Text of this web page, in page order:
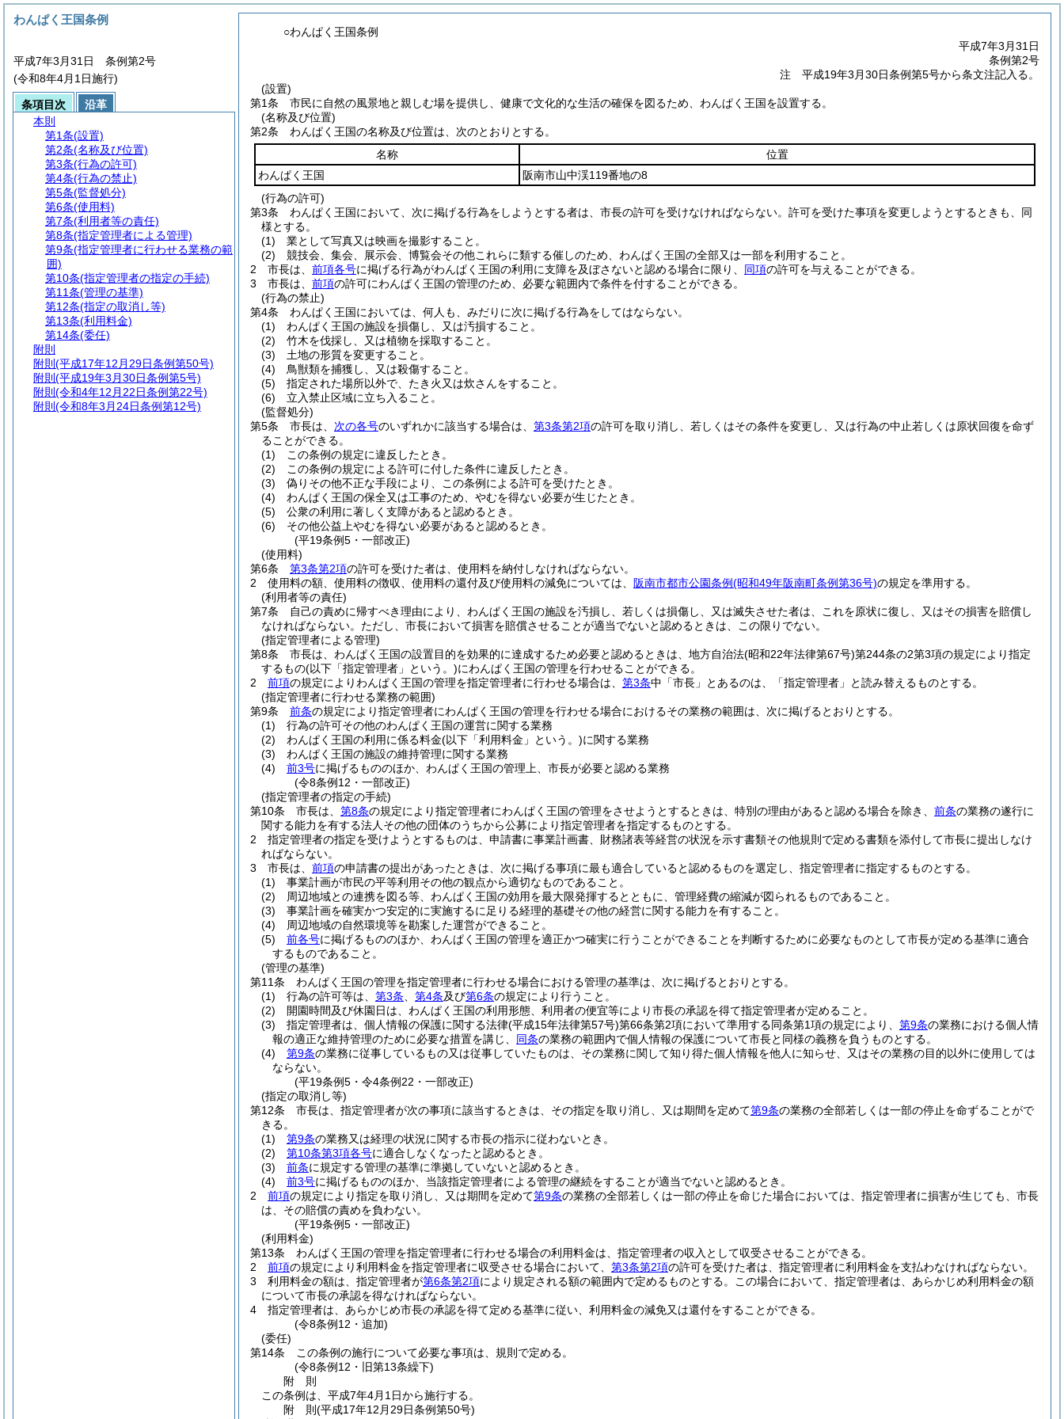
○わんぱく王国条例
平成7年3月31日
条例第2号
注 平成19年3月30日条例第5号から条文注記入る。
(設置)
第1条
市民に自然の風景地と親しむ場を提供し、健康で文化的な生活の確保を図るため、わんぱく王国を設置する。
(名称及び位置)
第2条
わんぱく王国の名称及び位置は、次のとおりとする。
名称
位置
わんぱく王国
阪南市山中渓119番地の8
(行為の許可)
第3条
わんぱく王国において、次に掲げる行為をしようとする者は、市長の許可を受けなければならない。 許可を受けた事項を変更しようとするときも、同
様とする。
(1)
業として写真又は映画を撮影すること。
(2)
競技会、集会、展示会、博覧会その他これらに類する催しのため、わんぱく王国の全部又は一部を利用すること。
2
市長は、 前項各号に掲げる行為がわんぱく王国の利用に支障を及ぼさないと認める場合に限り、 同項の許可を与えることができる。
3
市長は、 前項の許可にわんぱく王国の管理のため、必要な範囲内で条件を付することができる。
(行為の禁止)
第4条
わんぱく王国においては、何人も、みだりに次に掲げる行為をしてはならない。
(1)
わんぱく王国の施設を損傷し、又は汚損すること。
(2)
竹木を伐採し、又は植物を採取すること。
(3)
土地の形質を変更すること。
(4)
鳥獣類を捕獲し、又は殺傷すること。
(5)
指定された場所以外で、たき火又は炊さんをすること。
(6)
立入禁止区域に立ち入ること。
(監督処分)
第5条
市長は、 次の各号のいずれかに該当する場合は、 第3条第2項の許可を取り消し、若しくはその条件を変更し、又は行為の中止若しくは原状回復を命ず
ることができる。
(1)
この条例の規定に違反したとき。
(2)
この条例の規定による許可に付した条件に違反したとき。
(3)
偽りその他不正な手段により、この条例による許可を受けたとき。
(4)
わんぱく王国の保全又は工事のため、やむを得ない必要が生じたとき。
(5)
公衆の利用に著しく支障があると認めるとき。
(6)
その他公益上やむを得ない必要があると認めるとき。
(平19条例5・一部改正)
(使用料)
第6条
第3条第2項の許可を受けた者は、使用料を納付しなければならない。
2
使用料の額、使用料の徴収、使用料の還付及び使用料の減免については、 阪南市都市公園条例(昭和49年阪南町条例第36号)の規定を準用する。
(利用者等の責任)
第7条
自己の責めに帰すべき理由により、わんぱく王国の施設を汚損し、若しくは損傷し、又は滅失させた者は、これを原状に復し、又はその損害を賠償し
なければならない。 ただし、市長において損害を賠償させることが適当でないと認めるときは、この限りでない。
(指定管理者による管理)
第8条
市長は、わんぱく王国の設置目的を効果的に達成するため必要と認めるときは、地方自治法(昭和22年法律第67号)第244条の2第3項の規定により指定
するもの(以下「指定管理者」という。)にわんぱく王国の管理を行わせることができる。
2
前項の規定によりわんぱく王国の管理を指定管理者に行わせる場合は、 第3条中「市長」とあるのは、「指定管理者」と読み替えるものとする。
(指定管理者に行わせる業務の範囲)
第9条
前条の規定により指定管理者にわんぱく王国の管理を行わせる場合におけるその業務の範囲は、次に掲げるとおりとする。
(1)
行為の許可その他のわんぱく王国の運営に関する業務
(2)
わんぱく王国の利用に係る料金(以下「利用料金」という。)に関する業務
(3)
わんぱく王国の施設の維持管理に関する業務
(4)
前3号に掲げるもののほか、わんぱく王国の管理上、市長が必要と認める業務
(令8条例12・一部改正)
(指定管理者の指定の手続)
第10条
市長は、 第8条の規定により指定管理者にわんぱく王国の管理をさせようとするときは、特別の理由があると認める場合を除き、 前条の業務の遂行に
関する能力を有する法人その他の団体のうちから公募により指定管理者を指定するものとする。
2
指定管理者の指定を受けようとするものは、申請書に事業計画書、財務諸表等経営の状況を示す書類その他規則で定める書類を添付して市長に提出しなけ
ればならない。
3
市長は、 前項の申請書の提出があったときは、次に掲げる事項に最も適合していると認めるものを選定し、指定管理者に指定するものとする。
(1)
事業計画が市民の平等利用その他の観点から適切なものであること。
(2)
周辺地域との連携を図る等、わんぱく王国の効用を最大限発揮するとともに、管理経費の縮減が図られるものであること。
(3)
事業計画を確実かつ安定的に実施するに足りる経理的基礎その他の経営に関する能力を有すること。
(4)
周辺地域の自然環境等を勘案した運営ができること。
(5)
前各号に掲げるもののほか、わんぱく王国の管理を適正かつ確実に行うことができることを判断するために必要なものとして市長が定める基準に適合
するものであること。
(管理の基準)
第11条
わんぱく王国の管理を指定管理者に行わせる場合における管理の基準は、次に掲げるとおりとする。
(1)
行為の許可等は、 第3条 第4条及び第6条の規定により行うこと。
(2)
開園時間及び休園日は、わんぱく王国の利用形態、利用者の便宜等により市長の承認を得て指定管理者が定めること。
(3)
指定管理者は、個人情報の保護に関する法律(平成15年法律第57号)第66条第2項において準用する同条第1項の規定により、 第9条の業務における個人情
報の適正な維持管理のために必要な措置を講じ、 同条の業務の範囲内で個人情報の保護について市長と同様の義務を負うものとする。
(4)
第9条の業務に従事しているもの又は従事していたものは、その業務に関して知り得た個人情報を他人に知らせ、又はその業務の目的以外に使用しては
ならない。
(平19条例5・令4条例22・一部改正)
(指定の取消し等)
第12条
市長は、指定管理者が次の事項に該当するときは、その指定を取り消し、又は期間を定めて第9条の業務の全部若しくは一部の停止を命ずることがで
きる。
(1)
第9条の業務又は経理の状況に関する市長の指示に従わないとき。
(2)
第10条第3項各号に適合しなくなったと認めるとき。
(3)
前条に規定する管理の基準に準拠していないと認めるとき。
(4)
前3号に掲げるもののほか、当該指定管理者による管理の継続をすることが適当でないと認めるとき。
2
前項の規定により指定を取り消し、又は期間を定めて第9条の業務の全部若しくは一部の停止を命じた場合においては、指定管理者に損害が生じても、市長
は、その賠償の責めを負わない。
(平19条例5・一部改正)
(利用料金)
第13条
わんぱく王国の管理を指定管理者に行わせる場合の利用料金は、指定管理者の収入として収受させることができる。
2
前項の規定により利用料金を指定管理者に収受させる場合において、 第3条第2項の許可を受けた者は、指定管理者に利用料金を支払わなければならない。
3
利用料金の額は、指定管理者が第6条第2項により規定される額の範囲内で定めるものとする。
この場合において、指定管理者は、あらかじめ利用料金の額
について市長の承認を得なければならない。
4
指定管理者は、あらかじめ市長の承認を得て定める基準に従い、利用料金の減免又は還付をすることができる。
(令8条例12・追加)
(委任)
第14条
この条例の施行について必要な事項は、規則で定める。
(令8条例12・旧第13条繰下)
附 則
この条例は、平成7年4月1日から施行する。
附 則(平成17年12月29日条例第50号)
わんぱく王国条例
平成7年3月31日 条例第2号
(令和8年4月1日施行)
条項目次
沿革
本則
第1条(設置)
第2条(名称及び位置)
第3条(行為の許可)
第4条(行為の禁止)
第5条(監督処分)
第6条(使用料)
第7条(利用者等の責任)
第8条(指定管理者による管理)
第9条(指定管理者に行わせる業務の範
囲)
第10条(指定管理者の指定の手続)
第11条(管理の基準)
第12条(指定の取消し等)
第13条(利用料金)
第14条(委任)
附則
附則 (平成17年12月29日条例第50号)
附則 (平成19年3月30日条例第5号)
附則 (令和4年12月22日条例第22号)
附則 (令和8年3月24日条例第12号)